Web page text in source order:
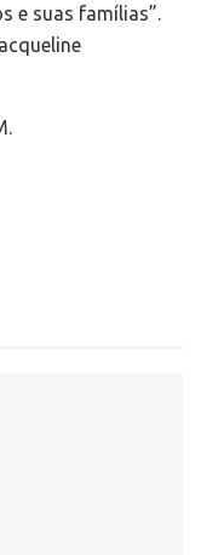
e suas famílias”.